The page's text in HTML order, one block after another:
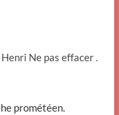
Ne pas effacer .
prométéen.